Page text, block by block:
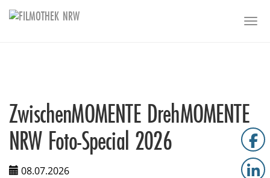
Skip to main content
ZwischenMOMENTE DrehMOMENTE
NRW Foto-Special 2026
08.07.2026